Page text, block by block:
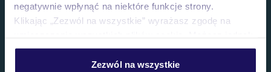
negatywnie wpłynąć na niektóre funkcje strony.
Klikając „Zezwól na wszystkie” wyrażasz zgodę na
personalizować swój wybór wchodząc w zakładkę
Zezwól na wszystkie